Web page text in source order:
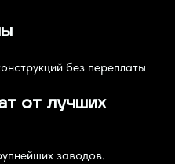
без переплаты
от лучших
заводов.